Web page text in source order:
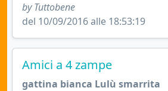
by Tuttobene
del 10/09/2016 alle 18:53:19
Amici a 4 zampe
gattina bianca Lulù smarrita